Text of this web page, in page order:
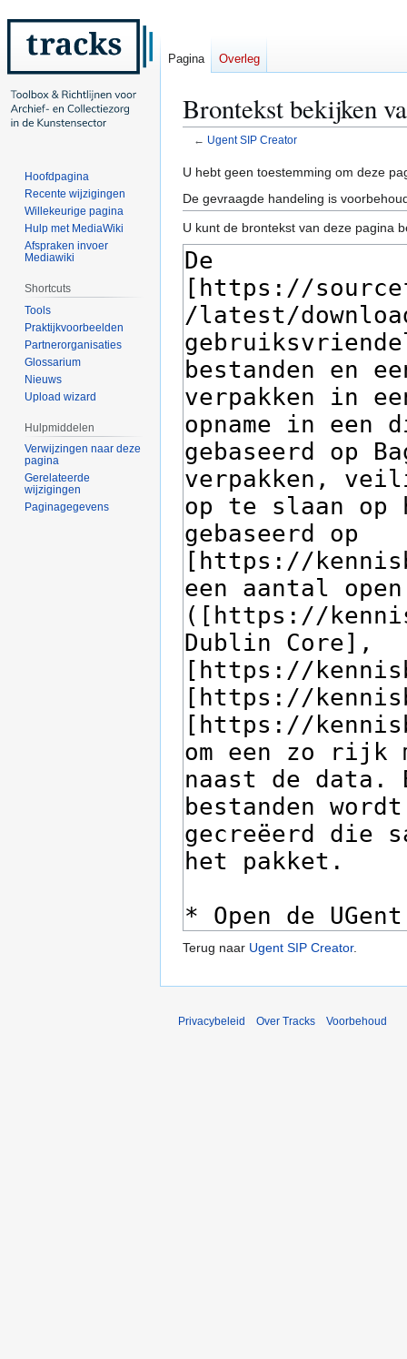
Brontekst bekijken
← Ugent SIP Creator
Naar
navigatie
springen
Naar
zoeken
springen
U hebt geen toestemming om deze
De gevraagde handeling is
U kunt de brontekst van deze pagina
Terug naar Ugent SIP Creator.
Pagina Overleg
Hoofdpagina
Recente wijzigingen
Willekeurige pagina
Hulp met MediaWiki
Afspraken invoer
Mediawiki
Shortcuts
Tools
Praktijkvoorbeelden
Partnerorganisaties
Glossarium
Nieuws
Upload wizard
Hulpmiddelen
Verwijzingen naar deze
pagina
Gerelateerde
wijzigingen
Paginagegevens
Privacybeleid Over Tracks Voorbehoud